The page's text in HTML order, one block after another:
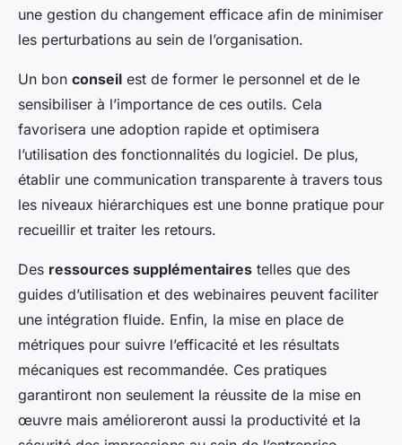
une gestion du changement efficace afin de minimiser
les perturbations au sein de l’organisation.
Un bon conseil est de former le personnel et de le
sensibiliser à l’importance de ces outils. Cela
favorisera une adoption rapide et optimisera
l’utilisation des fonctionnalités du logiciel. De plus,
établir une communication transparente à travers tous
les niveaux hiérarchiques est une bonne pratique pour
recueillir et traiter les retours.
Des ressources supplémentaires telles que des
guides d’utilisation et des webinaires peuvent faciliter
une intégration fluide. Enfin, la mise en place de
métriques pour suivre l’efficacité et les résultats
mécaniques est recommandée. Ces pratiques
garantiront non seulement la réussite de la mise en
œuvre mais amélioreront aussi la productivité et la